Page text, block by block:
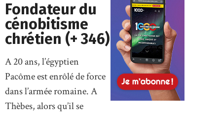
Fondateur du
cénobitisme
chrétien (+ 346)
A 20 ans, l’égyptien
Pacôme est enrôlé de force
dans l’armée romaine. A
Thèbes, alors qu’il se